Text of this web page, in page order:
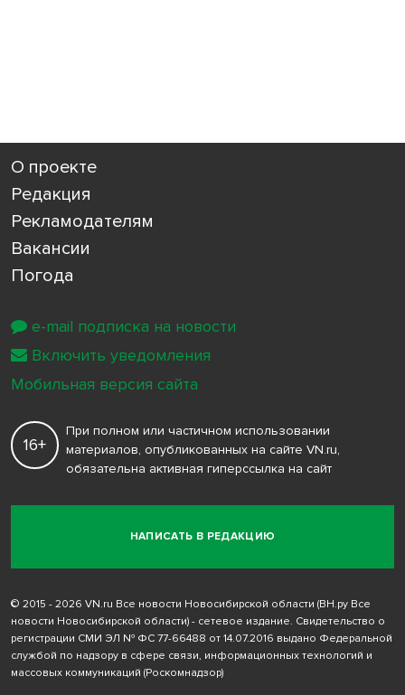
О проекте
Редакция
Рекламодателям
Вакансии
Погода
НАПИСАТЬ В РЕДАКЦИЮ
16+
При полном или частичном использовании
материалов, опубликованных на сайте VN.ru,
обязательна активная гиперссылка на сайт
© 2015 - 2026 VN.ru Все новости Новосибирской области (ВН.ру Все
новости Новосибирской области) - сетевое издание. Свидетельство о
регистрации СМИ ЭЛ № ФС 77-66488 от 14.07.2016 выдано Федеральной
службой по надзору в сфере связи, информационных технологий и
массовых коммуникаций (Роскомнадзор)
e-mail подписка на новости
Включить уведомления
Мобильная версия сайта